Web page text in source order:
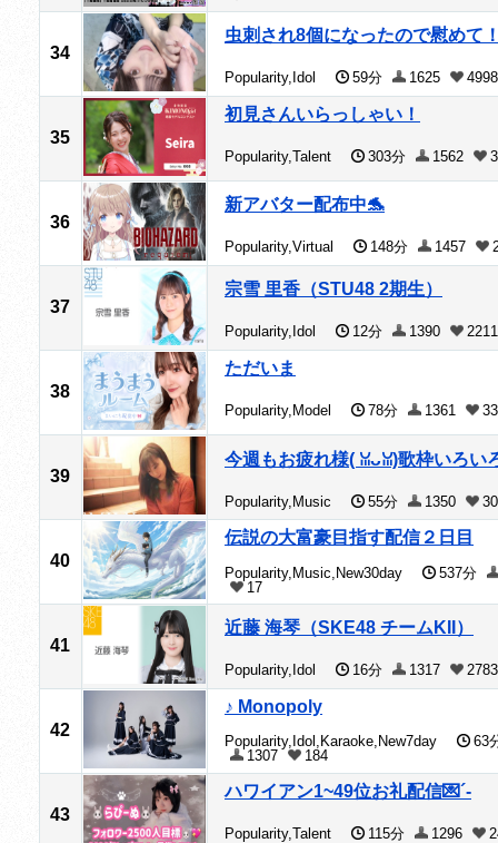
34
虫刺され8個になったので慰めて
Popularity,Idol 59分 1625 4998
35
初見さんいらっしゃい！
Popularity,Talent 303分 1562
36
新アバター配布中🐬
Popularity,Virtual 148分 1457
37
宗雪 里香（STU48 2期生）
Popularity,Idol 12分 1390
38
ただいま
Popularity,Model 78分 1361
39
今週もお疲れ様( ꈍᴗꈍ)歌枠いろい
Popularity,Music 55分 1350
40
伝説の大富豪目指す配信２日目
Popularity,Music,New30day
537分
17
41
近藤 海琴（SKE48 チームKII）
Popularity,Idol 16分 1317 2783
42
♪ Monopoly
Popularity,Idol,Karaoke,New7day
63
1307
184
43
ハワイアン1~49位お礼配信💌´-
Popularity,Talent 115分 1296